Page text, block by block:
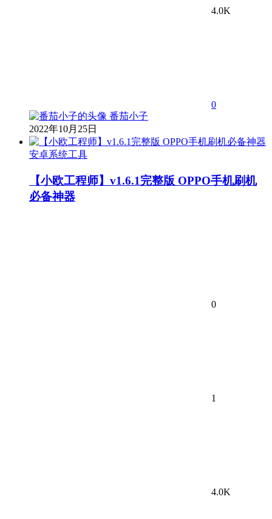
4.0K
0
番茄小子
2022年10月25日
安卓系统工具
【小欧工程师】v1.6.1完整版 OPPO手机刷机
必备神器
0
1
4.0K